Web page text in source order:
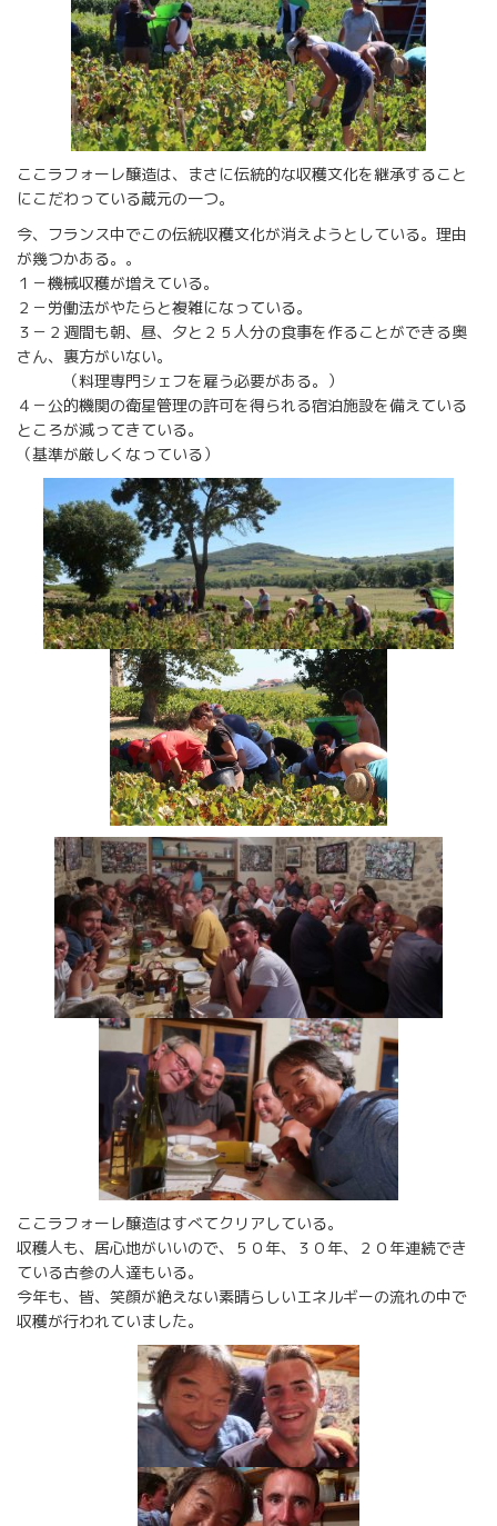
ここラフォーレ醸造は、まさに伝統的な収穫文化を継承すること
にこだわっている蔵元の一つ。
今、フランス中でこの伝統収穫文化が消えようとしている。理由
が幾つかある。。
１－機械収穫が増えている。
２－労働法がやたらと複雑になっている。
３－２週間も朝、昼、夕と２５人分の食事を作ることができる奥
さん、裏方がいない。
（料理専門シェフを雇う必要がある。）
４－公的機関の衛星管理の許可を得られる宿泊施設を備えている
ところが減ってきている。
（基準が厳しくなっている）
ここラフォーレ醸造はすべてクリアしている。
収穫人も、居心地がいいので、５０年、３０年、２０年連続でき
ている古参の人達もいる。
今年も、皆、笑顔が絶えない素晴らしいエネルギーの流れの中で
収穫が行われていました。